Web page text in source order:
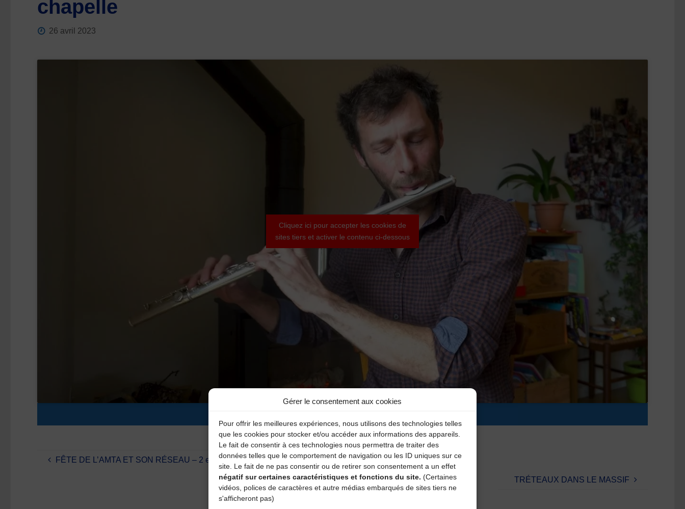
Gérer le consentement aux cookies
Pour offrir les meilleures expériences, nous utilisons des technologies telles
que les cookies pour stocker et/ou accéder aux informations des appareils.
Le fait de consentir à ces technologies nous permettra de traiter des
données telles que le comportement de navigation ou les ID uniques sur ce
site. Le fait de ne pas consentir ou de retirer son consentement a un effet
négatif sur certaines caractéristiques et fonctions du site. (Certaines
vidéos, polices de caractères et autre médias embarqués de sites tiers ne
s'afficheront pas)
chapelle
26 avril 2023
Cliquez ici pour accepter les cookies de
sites tiers et activer le contenu ci-dessous
Images et prise de son : Virgilia Gacoin
FÊTE DE L’AMTA ET SON RÉSEAU – 2 et 3 juin 2023 !
TRÉTEAUX DANS LE MASSIF